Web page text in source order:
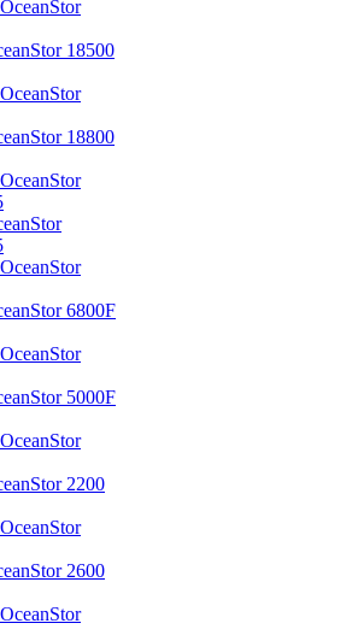
18500
18800
6800F
5000F
2200
2600